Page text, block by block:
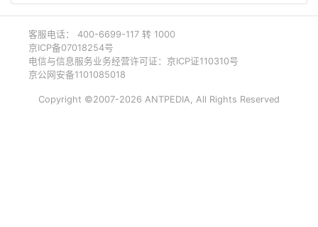
客服电话： 400-6699-117 转 1000
京ICP备07018254号
电信与信息服务业务经营许可证：京ICP证110310号
京公网安备1101085018
Copyright ©2007-2026 ANTPEDIA, All Rights Reserved